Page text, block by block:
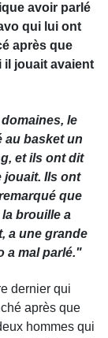
avoir parlé
qui lui ont
après que
il jouait avaient
le
au basket un
et ils ont dit
jouait. Ils ont
que
la brouille a
a une grande
a mal parlé."
dernier qui
après que
hommes qui